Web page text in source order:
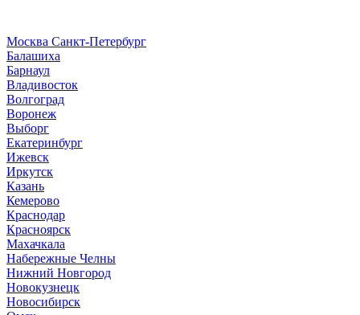
Москва Санкт-Петербург
Балашиха
Барнаул
Владивосток
Волгоград
Воронеж
Выборг
Екатеринбург
Ижевск
Иркутск
Казань
Кемерово
Краснодар
Красноярск
Махачкала
Набережные Челны
Нижний Новгород
Новокузнецк
Новосибирск